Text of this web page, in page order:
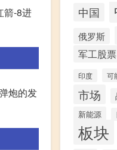
箭-8进
炮的发
中国
俄罗斯
军工股票
印度 可
市场
新能源
板块